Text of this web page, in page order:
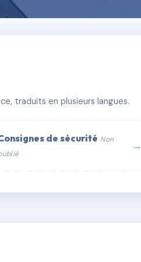
traduits en plusieurs langues.
de sécurité Non
→